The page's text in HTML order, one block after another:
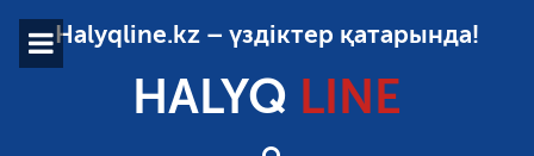
Halyqline.kz – үздіктер қатарында!
HALYQ LINE